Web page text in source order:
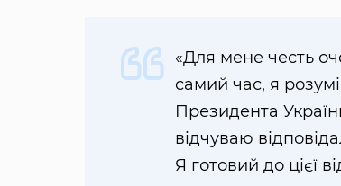
«Для мене честь
самий час, я
Президента
відчуваю
Я готовий до цієї